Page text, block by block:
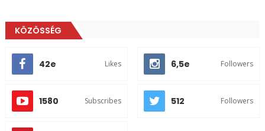
KÖZÖSSÉG
42e Likes 6,5e Followers
1580 Subscribes 512 Followers